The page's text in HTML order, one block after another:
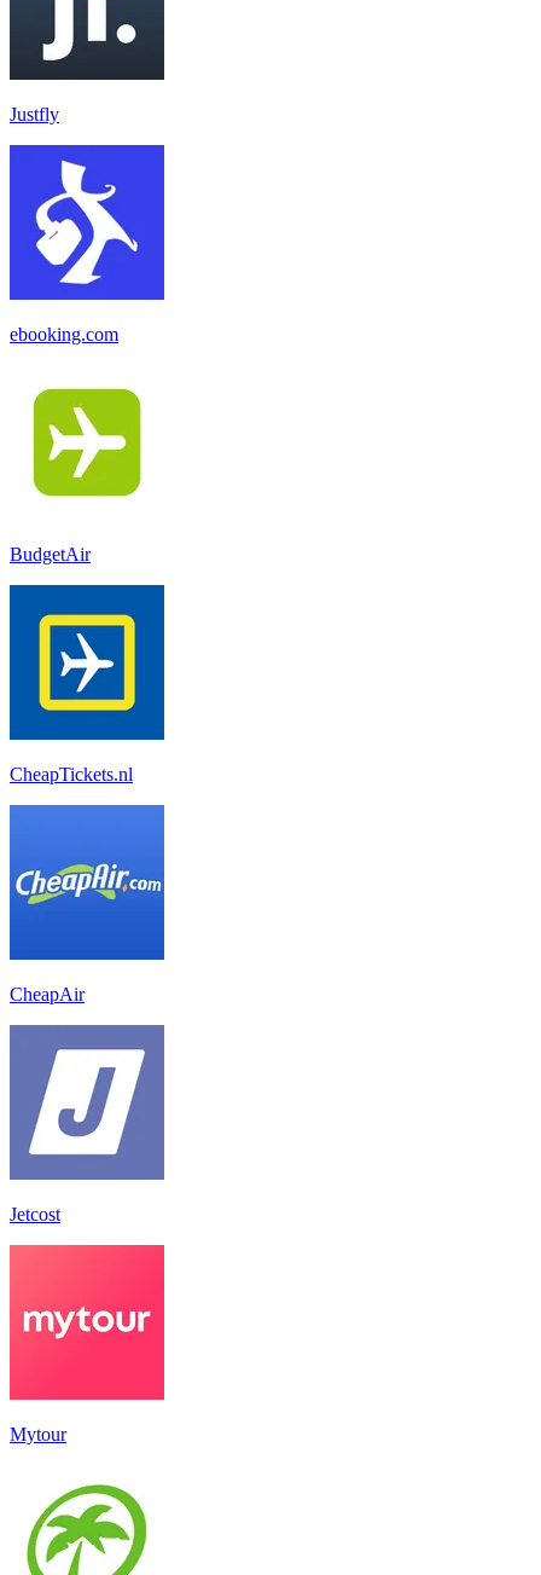
Justfly
ebooking.com
BudgetAir
CheapTickets.nl
CheapAir
Jetcost
Mytour